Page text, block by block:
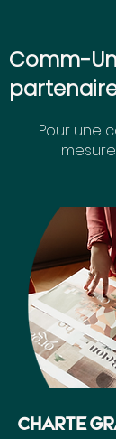
Comm-
Pour une
charte